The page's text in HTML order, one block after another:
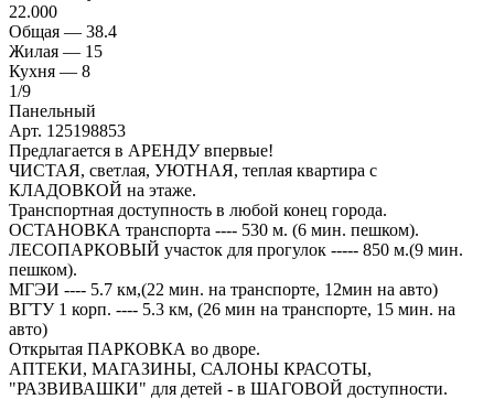
22.000
Общая — 38.4
Жилая — 15
Кухня — 8
1/9
Панельный
Арт. 125198853
Предлагается в АРЕНДУ впервые!
ЧИСТАЯ, светлая, УЮТНАЯ, теплая квартира с
КЛАДОВКОЙ на этаже.
Транспортная доступность в любой конец города.
ОСТАНОВКА транспорта ---- 530 м. (6 мин. пешком).
ЛЕСОПАРКОВЫЙ участок для прогулок ----- 850 м.(9 мин.
пешком).
МГЭИ ---- 5.7 км,(22 мин. на транспорте, 12мин на авто)
ВГТУ 1 корп. ---- 5.3 км, (26 мин на транспорте, 15 мин. на
авто)
Открытая ПАРКОВКА во дворе.
АПТЕКИ, МАГАЗИНЫ, САЛОНЫ КРАСОТЫ,
"РАЗВИВАШКИ" для детей - в ШАГОВОЙ доступности.